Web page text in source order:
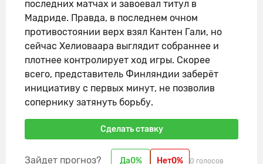
последних матчах и завоевал титул в
Мадриде. Правда, в последнем очном
противостоянии верх взял Кантен Гали, но
сейчас Хелиоваара выглядит собраннее и
плотнее контролирует ход игры. Скорее
всего, представитель Финляндии заберёт
инициативу с первых минут, не позволив
сопернику затянуть борьбу.
Сделать ставку
Зайдет прогноз? Да0% Нет0% 0 голосов